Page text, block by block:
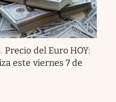
. Precio del Euro HOY:
este viernes 7 de